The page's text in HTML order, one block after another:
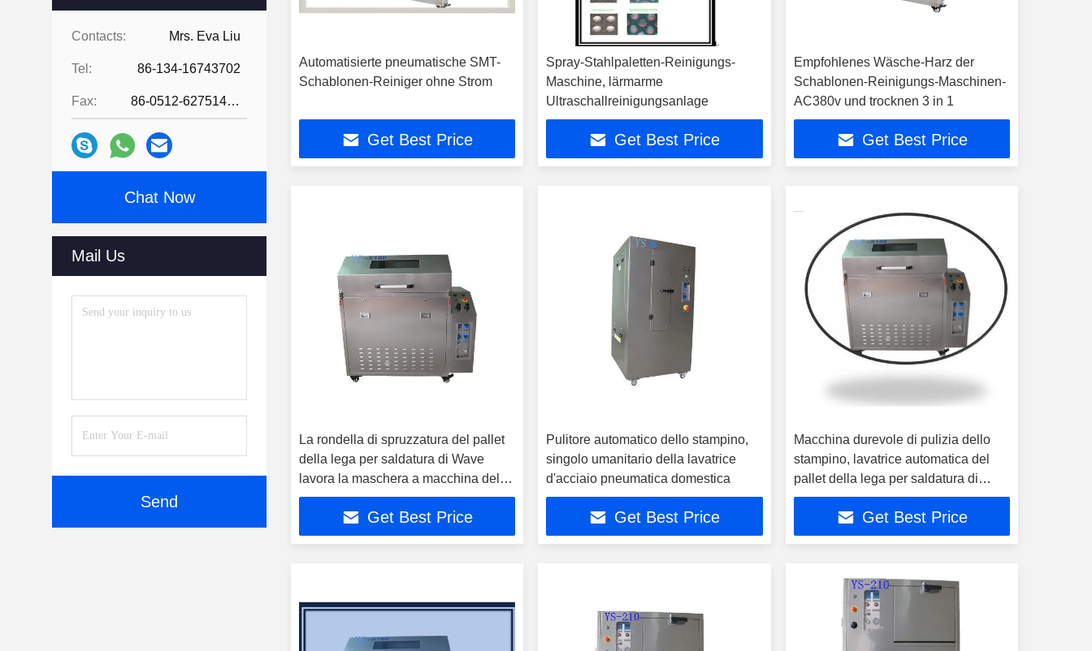
PCB Separator Machine(12)
PCB Board Depanelizer
Machine
(5)
Laser Marking Machine(12)
Hot Bar Soldering Machine
(13)
PCBA Coating Line
Industrial Vacuum Cleaners
Dry Cabinets(27)
Automatic Online Labeling
SMT Stencil Printers
SMT Cleaning Machine(51)
Contacts: Mrs. Eva Liu
Tel: 86-134-16743702
Fax: 86-0512-62751429
Chat Now
Mail Us
Send
Automatisierte pneumatische SMT-
Schablonen-Reiniger ohne Strom
Get Best Price
Spray-Stahlpaletten-Reinigungs-
Maschine, lärmarme
Ultraschallreinigungsanlage
Get Best Price
Empfohlenes Wäsche-Harz der
Schablonen-Reinigungs-Maschinen-
AC380v und trocknen 3 in 1
Get Best Price
La rondella di spruzzatura del pallet
della lega per saldatura di Wave
lavora la maschera a macchina del
trasportatore completamente
automatica
Get Best Price
Pulitore automatico dello stampino,
singolo umanitario della lavatrice
d'acciaio pneumatica domestica
Get Best Price
Macchina durevole di pulizia dello
stampino, lavatrice automatica del
pallet della lega per saldatura di
Wave
Get Best Price